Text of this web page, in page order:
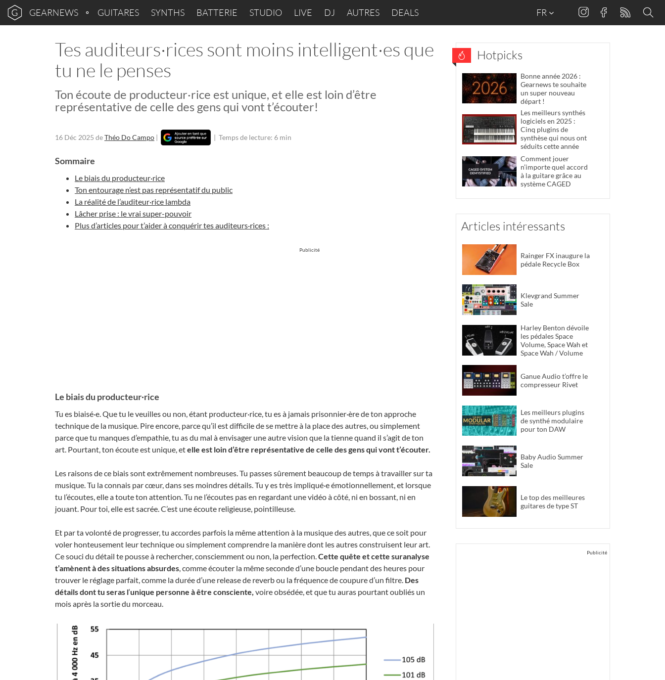
GEARNEWS GUITARES SYNTHS BATTERIE STUDIO LIVE DJ AUTRES DEALS FR
Tes auditeurs·rices sont moins intelligent·es que
tu ne le penses
Ton écoute de producteur·rice est unique, et elle est loin d’être
représentative de celle des gens qui vont t’écouter!
16 Déc 2025 deThéo Do Campo | | Temps de lecture: 6 min
Sommaire
Le biais du producteur·rice
Ton entourage n’est pas représentatif du public
La réalité de l’auditeur·rice lambda
Lâcher prise : le vrai super-pouvoir
Plus d’articles pour t’aider à conquérir tes auditeurs·rices :
Publicité
Le biais du producteur·rice
Tu es biaisé·e. Que tu le veuilles ou non, étant producteur·rice, tu es à jamais prisonnier·ère de ton approche
technique de la musique. Pire encore, parce qu’il est difficile de se mettre à la place des autres, ou simplement
parce que tu manques d’empathie, tu as du mal à envisager une autre vision que la tienne quand il s’agit de ton
art. Pourtant, ton écoute est unique, etelle est loin d’être représentative de celle des gens qui vont t’écouter.
Les raisons de ce biais sont extrêmement nombreuses. Tu passes sûrement beaucoup de temps à travailler sur ta
musique. Tu la connais par cœur, dans ses moindres détails. Tu y es très impliqué·e émotionnellement, et lorsque
tu l’écoutes, elle a toute ton attention. Tu ne l’écoutes pas en regardant une vidéo à côté, ni en bossant, ni en
jouant. Pour toi, elle est sacrée. C’est une écoute religieuse, pointilleuse.
Et par ta volonté de progresser, tu accordes parfois la même attention à la musique des autres, que ce soit pour
voler honteusement leur technique ou simplement comprendre la manière dont les autres construisent leur art.
Ce souci du détail te pousse à rechercher, consciemment ou non, la perfection.Cette quête et cette suranalyse
t’amènent à des situations absurdes, comme écouter la même seconde d’une boucle pendant des heures pour
trouver le réglage parfait, comme la durée d’une release de reverb ou la fréquence de coupure d’un filtre. Des
détails dont tu seras l‘unique personne à être consciente, voire obsédée, et que tu auras pourtant oubliés un
mois après la sortie du morceau.
Hotpicks
Bonne année 2026 :
Gearnews te souhaite
un super nouveau
départ !
Les meilleurs synthés
logiciels en 2025 :
Cinq plugins de
synthèse qui nous ont
séduits cette année
Comment jouer
n’importe quel accord
à la guitare grâce au
système CAGED
Articles intéressants
Rainger FX inaugure la
pédale Recycle Box
Klevgrand Summer
Sale
Harley Benton dévoile
les pédales Space
Volume, Space Wah et
Space Wah / Volume
Ganue Audio t’offre le
compresseur Rivet
Les meilleurs plugins
de synthé modulaire
pour ton DAW
Baby Audio Summer
Sale
Le top des meilleures
guitares de type ST
Publicité